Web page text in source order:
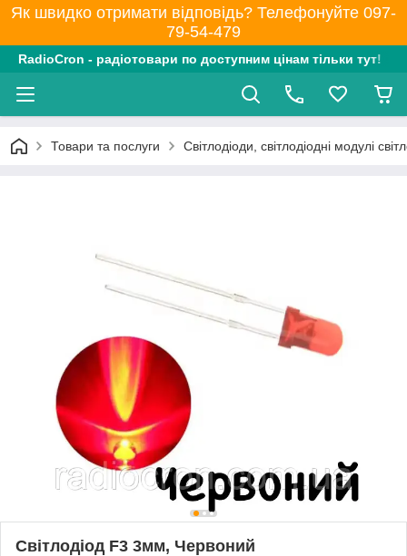
Як швидко отримати відповідь? Телефонуйте 097-
79-54-479
RadioCron - радіотовари по доступним цінам тільки тут!
Товари та послуги Світлодіоди, світлодіодні модулі
Світлодіод F3 3мм, Червоний